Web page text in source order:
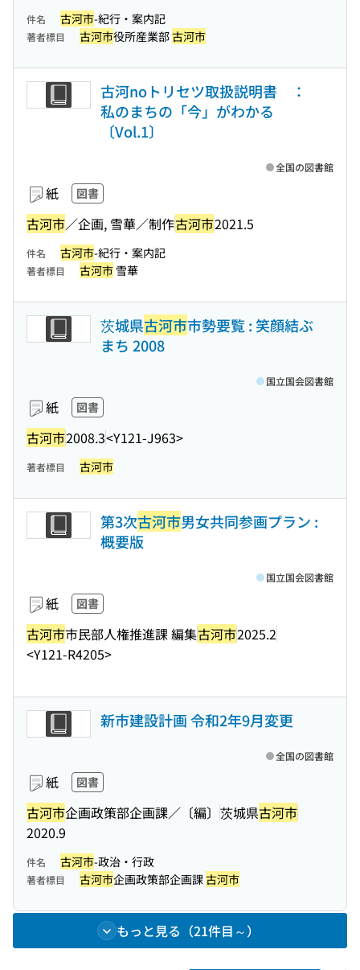
件名 古河市-紀行・案内記
著者標目 古河市役所産業部古河市
古河noトリセツ取扱説明書 ：
私のまちの「今」がわかる
〔Vol.1〕
紙 図書
古河市／企画, 雪華／制作古河市2021.5
全国の図書館
件名 古河市-紀行・案内記
著者標目 古河市 雪華
茨城県古河市市勢要覧 : 笑顔結ぶ
まち 2008
紙 図書
古河市2008.3<Y121-J963>
国立国会図書館
著者標目 古河市
第3次古河市男女共同参画プラン :
概要版
紙 図書
古河市市民部人権推進課 編集古河市2025.2
<Y121-R4205>
国立国会図書館
新市建設計画 令和2年9月変更
紙 図書
古河市企画政策部企画課／〔編〕 茨城県古河市
2020.9
全国の図書館
件名 古河市-政治・行政
著者標目 古河市企画政策部企画課古河市
もっと見る（21件目～）